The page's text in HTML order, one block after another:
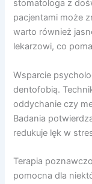
stomatologa z
pacjentami może
warto również
lekarzowi, co
Wsparcie
dentofobią.
oddychanie czy
Badania
redukuje lęk w
Terapia
pomocna dla